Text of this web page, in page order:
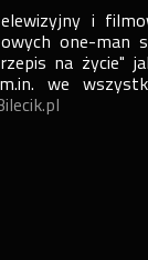
i
one-man
na życie"
we